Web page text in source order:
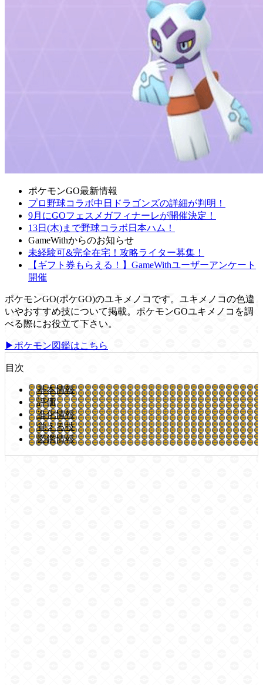
ポケモンGO最新情報
プロ野球コラボ中日ドラゴンズの詳細が判明！
9月にGOフェスメガフィナーレが開催決定！
13日(木)まで野球コラボ日本ハム！
GameWithからのお知らせ
未経験可&完全在宅！攻略ライター募集！
【ギフト券もらえる！】GameWithユーザーアンケート
開催
ポケモンGO(ポケGO)のユキメノコです。ユキメノコの色違
いやおすすめ技について掲載。ポケモンGOユキメノコを調
べる際にお役立て下さい。
▶ポケモン図鑑はこちら
目次
基本情報
評価
進化情報
覚える技
図鑑情報